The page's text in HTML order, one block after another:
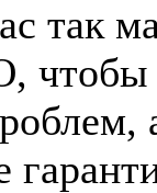
так
чтобы